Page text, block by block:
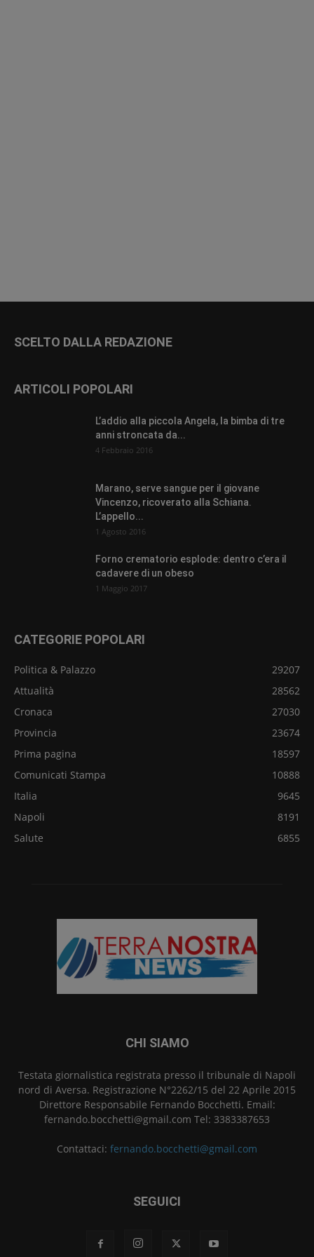
SCELTO DALLA REDAZIONE
ARTICOLI POPOLARI
L’addio alla piccola Angela, la bimba di tre
anni stroncata da...
4 Febbraio 2016
Marano, serve sangue per il giovane
Vincenzo, ricoverato alla Schiana.
L’appello...
1 Agosto 2016
Forno crematorio esplode: dentro c’era il
cadavere di un obeso
1 Maggio 2017
CATEGORIE POPOLARI
Politica & Palazzo
29207
Attualità
28562
Cronaca
27030
Provincia
23674
Prima pagina
18597
Comunicati Stampa
10888
Italia
9645
Napoli
8191
Salute
6855
CHI SIAMO
Testata giornalistica registrata presso il tribunale di Napoli
nord di Aversa. Registrazione N°2262/15 del 22 Aprile 2015
Direttore Responsabile Fernando Bocchetti. Email:
fernando.bocchetti@gmail.com Tel: 3383387653
Contattaci: fernando.bocchetti@gmail.com
SEGUICI